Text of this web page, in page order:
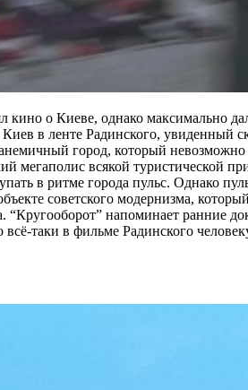
кино о Киеве, однако максимально
в ленте Радинского, увиденный
город, который невозможно
мегаполис всякой туристической
в ритме города пульс. Однако
советского модернизма,
“Кругооборот” напоминает ранние
таки в фильме Радинского